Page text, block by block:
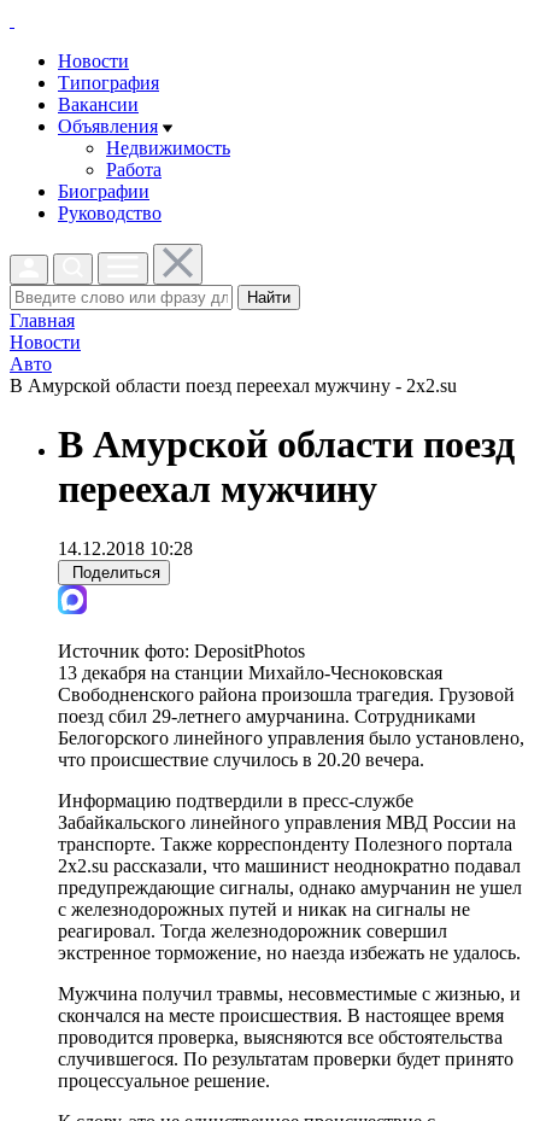
Новости
Типография
Вакансии
Объявления
Недвижимость
Работа
Биографии
Руководство
Найти
Главная
Новости
Авто
В Амурской области поезд переехал мужчину - 2x2.su
В Амурской области поезд
переехал мужчину
14.12.2018 10:28
Поделиться
Источник фото: DepositPhotos
13 декабря на станции Михайло-Чесноковская
Свободненского района произошла трагедия. Грузовой
поезд сбил 29-летнего амурчанина. Сотрудниками
Белогорского линейного управления было установлено,
что происшествие случилось в 20.20 вечера.
Информацию подтвердили в пресс-службе
Забайкальского линейного управления МВД России на
транспорте. Также корреспонденту Полезного портала
2х2.su рассказали, что машинист неоднократно подавал
предупреждающие сигналы, однако амурчанин не ушел
с железнодорожных путей и никак на сигналы не
реагировал. Тогда железнодорожник совершил
экстренное торможение, но наезда избежать не удалось.
Мужчина получил травмы, несовместимые с жизнью, и
скончался на месте происшествия. В настоящее время
проводится проверка, выясняются все обстоятельства
случившегося. По результатам проверки будет принято
процессуальное решение.